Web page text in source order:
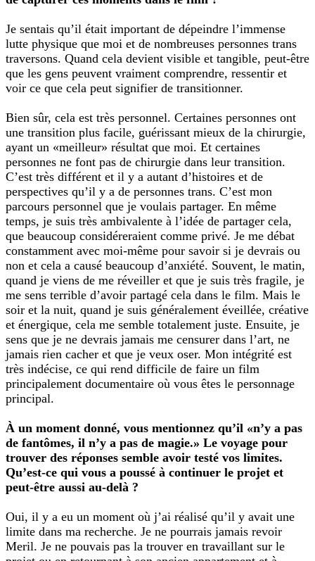
Je sentais qu’il était important de dépeindre l’immense
lutte physique que moi et de nombreuses personnes trans
traversons. Quand cela devient visible et tangible, peut-être
que les gens peuvent vraiment comprendre, ressentir et
voir ce que cela peut signifier de transitionner.
Bien sûr, cela est très personnel. Certaines personnes ont
une transition plus facile, guérissant mieux de la chirurgie,
ayant un «meilleur» résultat que moi. Et certaines
personnes ne font pas de chirurgie dans leur transition.
C’est très différent et il y a autant d’histoires et de
perspectives qu’il y a de personnes trans. C’est mon
parcours personnel que je voulais partager. En même
temps, je suis très ambivalente à l’idée de partager cela,
que beaucoup considéreraient comme privé. Je me débat
constamment avec moi-même pour savoir si je devrais ou
non et cela a causé beaucoup d’anxiété. Souvent, le matin,
quand je viens de me réveiller et que je suis très fragile, je
me sens terrible d’avoir partagé cela dans le film. Mais le
soir et la nuit, quand je suis généralement éveillée, créative
et énergique, cela me semble totalement juste. Ensuite, je
sens que je ne devrais jamais me censurer dans l’art, ne
jamais rien cacher et que je veux oser. Mon intégrité est
très indécise, ce qui rend difficile de faire un film
principalement documentaire où vous êtes le personnage
principal.
À un moment donné, vous mentionnez qu’il «n’y a pas
de fantômes, il n’y a pas de magie.» Le voyage pour
trouver des réponses semble avoir testé vos limites.
Qu’est-ce qui vous a poussé à continuer le projet et
peut-être aussi au-delà ?
Oui, il y a eu un moment où j’ai réalisé qu’il y avait une
limite dans ma recherche. Je ne pourrais jamais revoir
Meril. Je ne pouvais pas la trouver en travaillant sur le